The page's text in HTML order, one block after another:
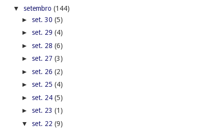
▼ setembro (144)
► set. 30 (5)
► set. 29 (4)
► set. 28 (6)
► set. 27 (3)
► set. 26 (2)
► set. 25 (4)
► set. 24 (5)
► set. 23 (1)
▼ set. 22 (9)